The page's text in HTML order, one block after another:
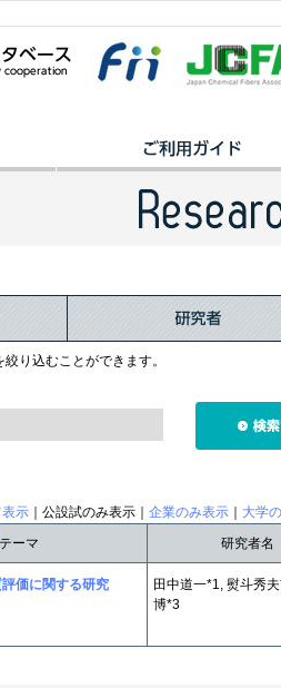
り込むことができます。
示 ｜公設試のみ表示｜ 企業のみ表示
大学
ーマ 研究者名
価に関する研究
田中道一*1, 熨斗秀
博*3